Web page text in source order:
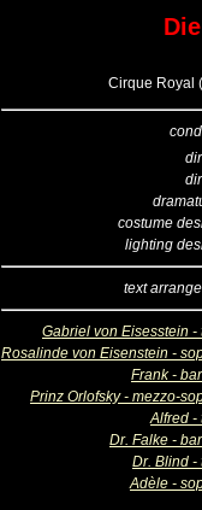
Cirque Royal
costume
lighting
text
Gabriel von Eisesstein -
Rosalinde von Eisenstein -
Frank -
Prinz Orlofsky - mezzo-
Alfred -
Dr. Falke -
Dr. Blind -
Adèle -